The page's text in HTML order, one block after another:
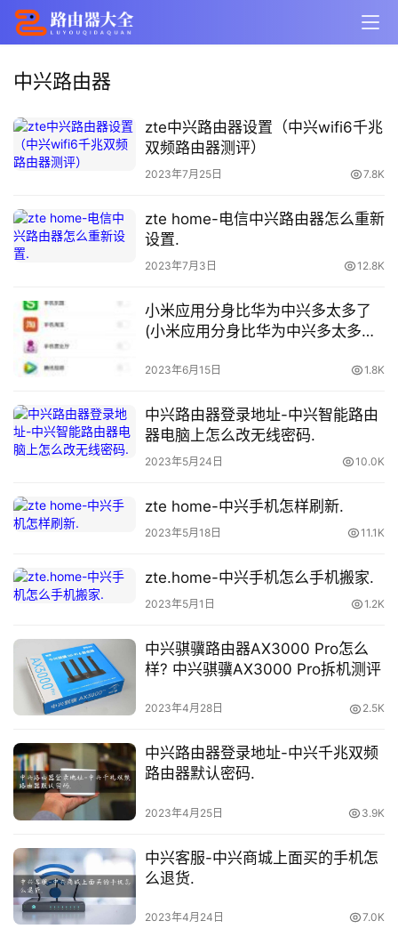
首
页
1
9
.
0
.
1
9
2
.
1
中兴路由器
zte中兴路由器设置（中兴wifi6千兆
双频路由器测评）
2023年7月25日 7.8K
zte home-电信中兴路由器怎么重新
设置.
2023年7月3日 12.8K
小米应用分身比华为中兴多太多了
(小米应用分身比华为中兴多太多了
2023年6月15日 1.8K
中兴路由器登录地址-中兴智能路由
器电脑上怎么改无线密码.
2023年5月24日 10.0K
zte home-中兴手机怎样刷新.
2023年5月18日 11.1K
zte.home-中兴手机怎么手机搬家.
2023年5月1日 1.2K
中兴骐骥路由器AX3000 Pro怎么
样? 中兴骐骥AX3000 Pro拆机测评
2023年4月28日 2.5K
中兴路由器登录地址-中兴千兆双频
路由器默认密码.
2023年4月25日 3.9K
中兴客服-中兴商城上面买的手机怎
么退货.
2023年4月24日 7.0K